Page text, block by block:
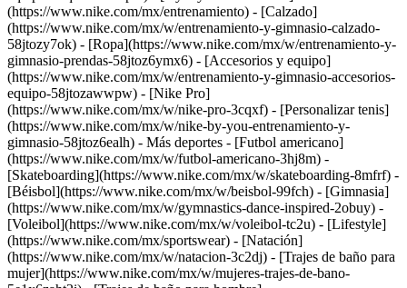
(https://www.nike.com/mx/entrenamiento) - [Calzado]
(https://www.nike.com/mx/w/entrenamiento-y-gimnasio-calzado-
58jtozy7ok) - [Ropa](https://www.nike.com/mx/w/entrenamiento-y-
gimnasio-prendas-58jtoz6ymx6) - [Accesorios y equipo]
(https://www.nike.com/mx/w/entrenamiento-y-gimnasio-accesorios-
equipo-58jtozawwpw) - [Nike Pro]
(https://www.nike.com/mx/w/nike-pro-3cqxf) - [Personalizar tenis]
(https://www.nike.com/mx/w/nike-by-you-entrenamiento-y-
gimnasio-58jtoz6ealh) - Más deportes - [Futbol americano]
(https://www.nike.com/mx/w/futbol-americano-3hj8m) -
[Skateboarding](https://www.nike.com/mx/w/skateboarding-8mfrf) -
[Béisbol](https://www.nike.com/mx/w/beisbol-99fch) - [Gimnasia]
(https://www.nike.com/mx/w/gymnastics-dance-inspired-2obuy) -
[Voleibol](https://www.nike.com/mx/w/voleibol-tc2u) - [Lifestyle]
(https://www.nike.com/mx/sportswear) - [Natación]
(https://www.nike.com/mx/w/natacion-3c2dj) - [Trajes de baño para
mujer](https://www.nike.com/mx/w/mujeres-trajes-de-bano-